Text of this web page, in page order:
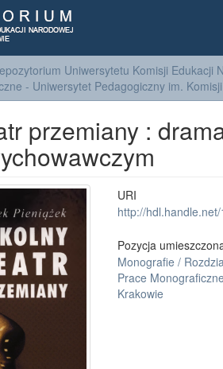
Uniwersytetu Komisji Edukacji
- Uniwersytet Pedagogiczny im.
przemiany :
URI
http://
Pozycja
Monografie /
Prace
Krakowie